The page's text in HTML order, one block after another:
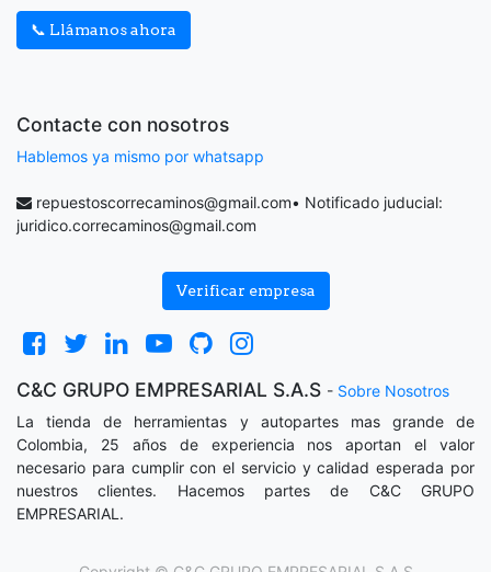
📞 Llámanos ahora
Contacte con nosotros
Hablemos ya mismo por whatsapp
repuestoscorrecaminos@gmail.com• Notificado juducial:
juridico.correcaminos@gmail.com
Verificar empresa
C&C GRUPO EMPRESARIAL S.A.S - Sobre Nosotros
La tienda de herramientas y autopartes mas grande de
Colombia, 25 años de experiencia nos aportan el valor
necesario para cumplir con el servicio y calidad esperada por
nuestros clientes. Hacemos partes de C&C GRUPO
EMPRESARIAL.